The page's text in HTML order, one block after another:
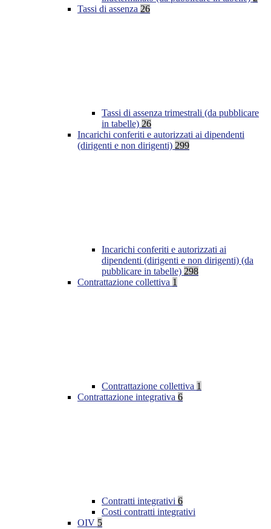
Tassi di assenza 26
Tassi di assenza trimestrali (da pubblicare
in tabelle) 26
Incarichi conferiti e autorizzati ai dipendenti
(dirigenti e non dirigenti) 299
Incarichi conferiti e autorizzati ai
dipendenti (dirigenti e non dirigenti) (da
pubblicare in tabelle) 298
Contrattazione collettiva 1
Contrattazione collettiva 1
Contrattazione integrativa 6
Contratti integrativi 6
Costi contratti integrativi
OIV 5